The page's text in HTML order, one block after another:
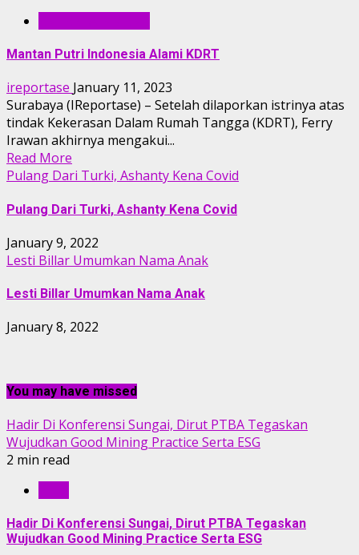
Mantan Putri Indonesia Alami KDRT
ireportase January 11, 2023
Surabaya (IReportase) – Setelah dilaporkan istrinya atas
tindak Kekerasan Dalam Rumah Tangga (KDRT), Ferry
Irawan akhirnya mengakui...
Read More
Pulang Dari Turki, Ashanty Kena Covid
Pulang Dari Turki, Ashanty Kena Covid
January 9, 2022
Lesti Billar Umumkan Nama Anak
Lesti Billar Umumkan Nama Anak
January 8, 2022
You may have missed
Hadir Di Konferensi Sungai, Dirut PTBA Tegaskan
Wujudkan Good Mining Practice Serta ESG
2 min read
Hadir Di Konferensi Sungai, Dirut PTBA Tegaskan
Wujudkan Good Mining Practice Serta ESG